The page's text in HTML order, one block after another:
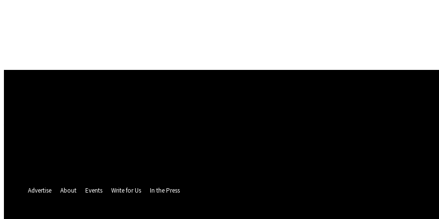
Advertise About Events Write for Us In the Press